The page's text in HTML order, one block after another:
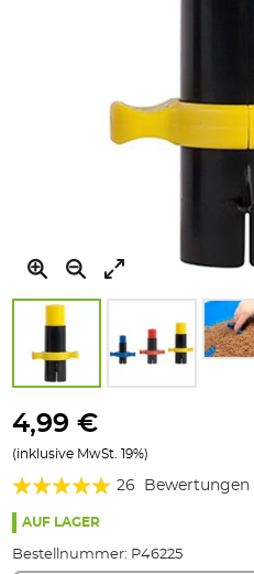
Anfang
der
Bildgalerie
springen
(inklusive MwSt. 19%)
4,99 €
Bewertung:
98%
26 Bewertungen
AUF LAGER
Bestellnummer: P46225